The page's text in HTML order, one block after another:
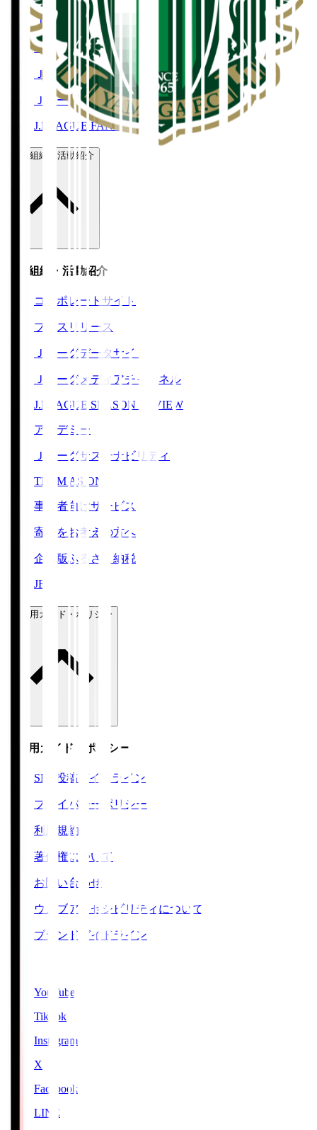
Ｊリーグチケット
Ｊリーグ公式アプリ
Ｊリーグオンラインストア
ＪリーグID
J.LEAGUE FANTASY CARD
運営組織・活動紹介
運営組織・活動紹介
コーポレートサイト
プレスリリース
Ｊリーグデータサイト
Ｊリーグメディアチャンネル
J.LEAGUE SEASON REVIEW
アカデミー
Ｊリーグサステナビリティ
TEAM AS ONE
事業者向けサービス
寄附をお考えの方へ
企業版ふるさと納税
JFA
ご利用ガイド・ポリシー
ご利用ガイド・ポリシー
SNS投稿ガイドライン
プライバシーポリシー
利用規約
著作権について
お問い合わせ
ウェブアクセシビリティについて
ブランドガイドライン
YouTube
TikTok
Instagram
X
Facebook
LINE